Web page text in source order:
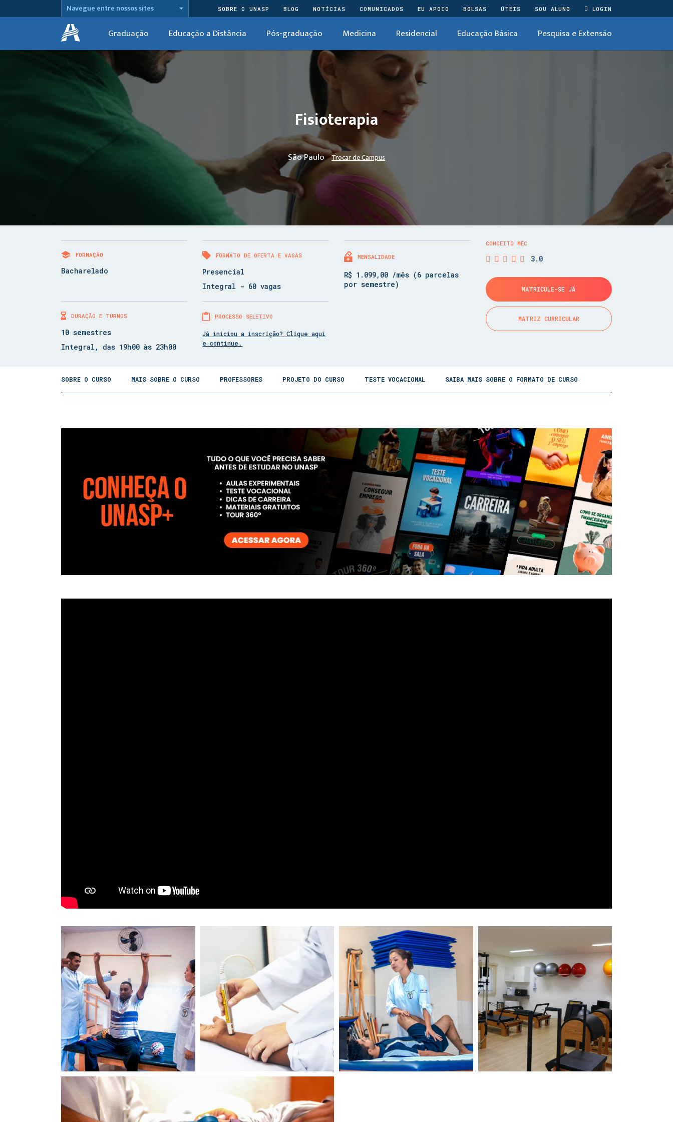
Navegue entre nossos sites SOBRE O UNASP BLOG NOTÍCIAS COMUNICADOS EU APOIO BOLSAS ÚTEIS SOU ALUNO LOGIN
Graduação Educação a Distância Pós-graduação Medicina Residencial Educação Básica Pesquisa e Extensão
Fisioterapia
São Paulo Trocar de Campus
FORMAÇÃO
Bacharelado
FORMATO DE OFERTA E VAGAS
Presencial
Integral - 60 vagas
MENSALIDADE
R$ 1.099,00 /mês (6 parcelas
por semestre)
DURAÇÃO E TURNOS
10 semestres
Integral, das 19h00 às 23h00
PROCESSO SELETIVO
Já iniciou a inscrição? Clique aqui
e continue.
CONCEITO MEC
3.0
MATRICULE-SE JÁ
MATRIZ CURRICULAR
SOBRE O CURSO MAIS SOBRE O CURSO PROFESSORES PROJETO DO CURSO TESTE VOCACIONAL SAIBA MAIS SOBRE O FORMATO DE CURSO